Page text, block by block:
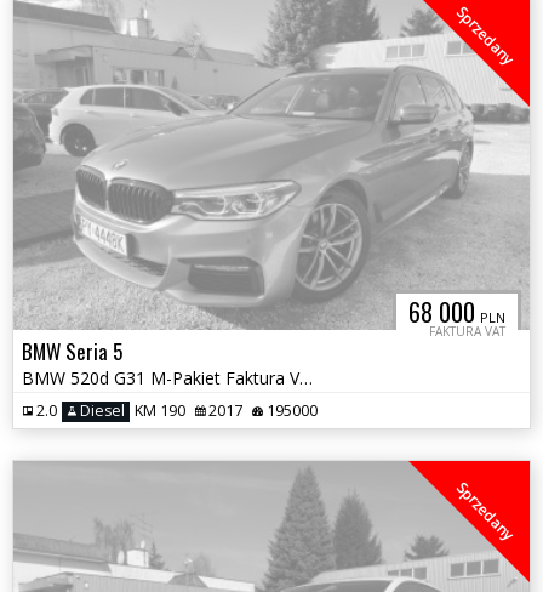
68 000 PLN
FAKTURA VAT
Sprzedany
BMW Seria 5
BMW 520d G31 M-Pakiet Faktura Vat 23% serwisowany w ASO
2.0 Diesel KM 190 2017 195000
Sprzedany